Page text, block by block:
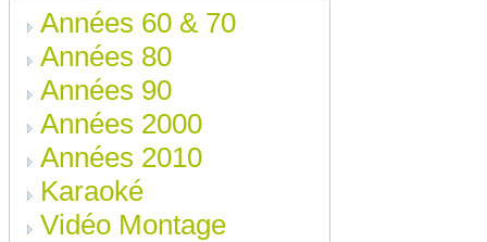
Années 60 & 70
Années 80
Années 90
Années 2000
Années 2010
Karaoké
Vidéo Montage